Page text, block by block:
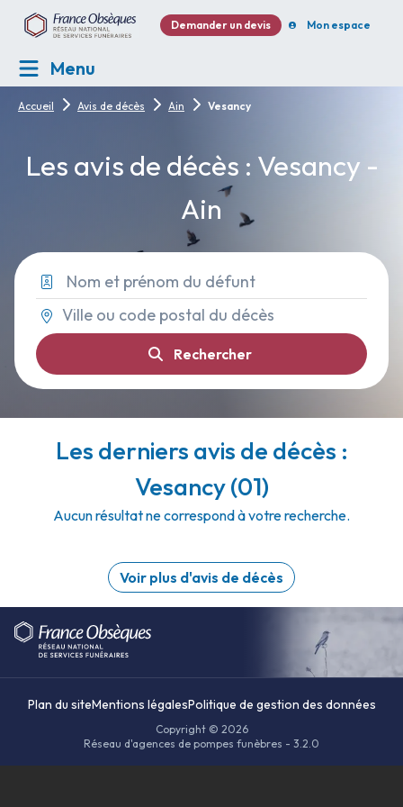
Demander un devis Mon espace
Menu
Accueil Avis de décès Ain Vesancy
Les avis de décès : Vesancy -
Ain
Rechercher
Les derniers avis de décès :
Vesancy (01)
Aucun résultat ne correspond à votre recherche.
Voir plus d'avis de décès
Plan du siteMentions légalesPolitique de gestion des données
Copyright © 2026
Réseau d'agences de pompes funèbres - 3.2.0